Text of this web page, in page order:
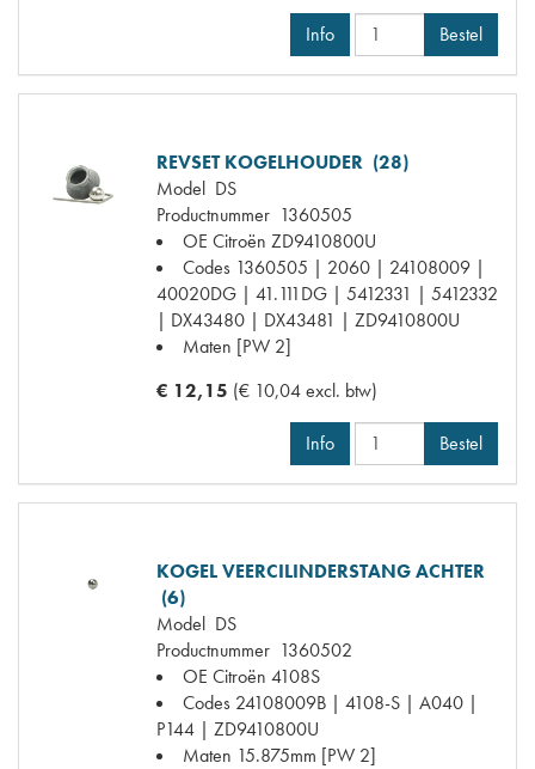
Info Bestel
REVSET KOGELHOUDER (28)
Model DS
Productnummer 1360505
OE Citroën ZD9410800U
Codes 1360505 | 2060 | 24108009 |
40020DG | 41.111DG | 5412331 | 5412332
| DX43480 | DX43481 | ZD9410800U
Maten [PW 2]
€ 12,15 (€ 10,04 excl. btw)
Info Bestel
KOGEL VEERCILINDERSTANG ACHTER
(6)
Model DS
Productnummer 1360502
OE Citroën 4108S
Codes 24108009B | 4108-S | A040 |
P144 | ZD9410800U
Maten 15.875mm [PW 2]